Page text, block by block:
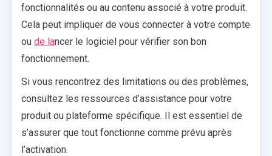
fonctionnalités ou au contenu associé à votre produit.
Cela peut impliquer de vous connecter à votre compte
ou de lancer le logiciel pour vérifier son bon
fonctionnement.
Si vous rencontrez des limitations ou des problèmes,
consultez les ressources d’assistance pour votre
produit ou plateforme spécifique. Il est essentiel de
s’assurer que tout fonctionne comme prévu après
l’activation.